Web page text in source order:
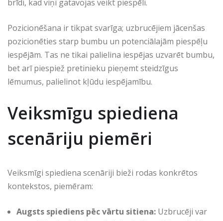
brīdi, kad viņi gatavojas veikt piespēli.
Pozicionēšana ir tikpat svarīga; uzbrucējiem jācenšas
pozicionēties starp bumbu un potenciālajām piespēļu
iespējām. Tas ne tikai palielina iespējas uzvarēt bumbu,
bet arī piespiež pretinieku pieņemt steidzīgus
lēmumus, palielinot kļūdu iespējamību.
Veiksmīgu spiediena
scenāriju piemēri
Veiksmīgi spiediena scenāriji bieži rodas konkrētos
kontekstos, piemēram:
Augsts spiediens pēc vārtu sitiena: Uzbrucēji var